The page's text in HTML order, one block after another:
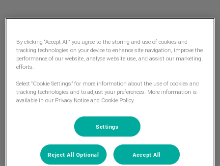
By clicking “Accept All” you agree to the storing and use of cookies and
tracking technologies on your device to enhance site navigation, improve the
performance of our website, analyse website use, and assist our marketing
efforts.
Select “Cookie Settings” for more information about the use of cookies and
tracking technologies and to adjust your preferences. More information is
available in our Privacy Notice and Cookie Policy.
Settings
Reject All Optional Accept All